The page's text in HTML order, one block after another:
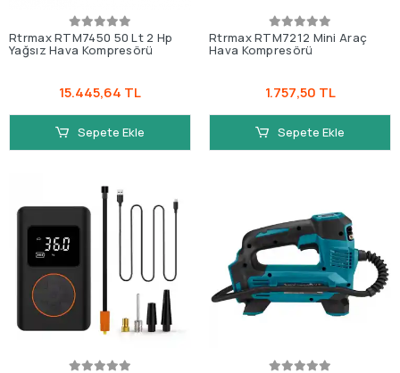
Rtrmax RTM7450 50 Lt 2 Hp
Yağsız Hava Kompresörü
15.445,64 TL
Sepete Ekle
Rtrmax RTM7212 Mini Araç
Hava Kompresörü
1.757,50 TL
Sepete Ekle